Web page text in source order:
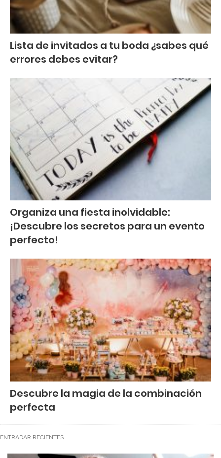
Lista de invitados a tu boda ¿sabes qué
errores debes evitar?
Organiza una fiesta inolvidable:
¡Descubre los secretos para un evento
perfecto!
Descubre la magia de la combinación
perfecta
ENTRADAR RECIENTES